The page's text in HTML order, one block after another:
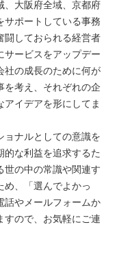
、大阪府全域、京都府
サポートしている事務
闘しておられる経営者
サービスをアップデー
社の成長のために何が
を考え、それぞれの企
イデアを形にしてま
ョナルとしての意識を
的な利益を追求するた
世の中の常識や関連す
め、「選んでよかっ
話やメールフォームか
すので、お気軽にご連